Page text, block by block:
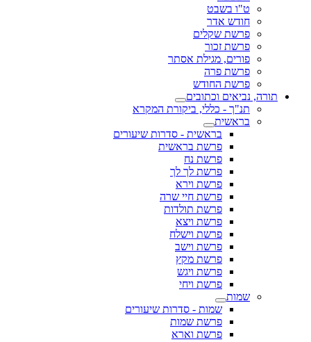
ט"ו בשבט
חודש אדר
פרשת שקלים
פרשת זכור
פורים, מגילת אסתר
פרשת פרה
פרשת החודש
תורה, נביאים וכתובים
תנ"ך - כללי, ביקורת המקרא
בראשית
בראשית - סדרות שיעורים
פרשת בראשית
פרשת נח
פרשת לך לך
פרשת וירא
פרשת חיי שרה
פרשת תולדות
פרשת ויצא
פרשת וישלח
פרשת וישב
פרשת מקץ
פרשת ויגש
פרשת ויחי
שמות
שמות - סדרות שיעורים
פרשת שמות
פרשת וארא